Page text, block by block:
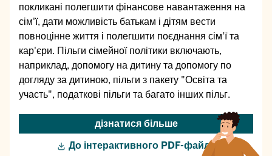
покликані полегшити фінансове навантаження на
сім'ї, дати можливість батькам і дітям вести
повноцінне життя і полегшити поєднання сім'ї та
кар'єри. Пільги сімейної політики включають,
наприклад, допомогу на дитину та допомогу по
догляду за дитиною, пільги з пакету "Освіта та
участь", податкові пільги та багато інших пільг.
дізнатися більше
До інтерактивного PDF-файлу